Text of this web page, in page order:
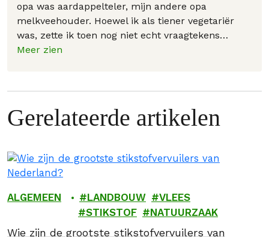
opa was aardappelteler, mijn andere opa
melkveehouder. Hoewel ik als tiener vegetariër
was, zette ik toen nog niet echt vraagtekens…
Meer zien
Gerelateerde artikelen
ALGEMEEN LANDBOUW
VLEES
STIKSTOF
NATUURZAAK
Wie zijn de grootste stikstofvervuilers van